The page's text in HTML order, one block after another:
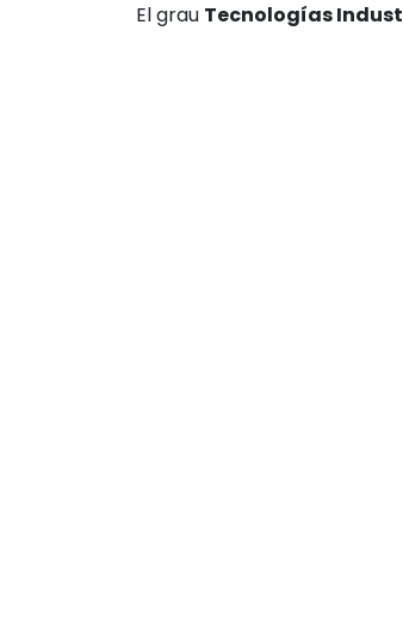
El grau Tecnologías